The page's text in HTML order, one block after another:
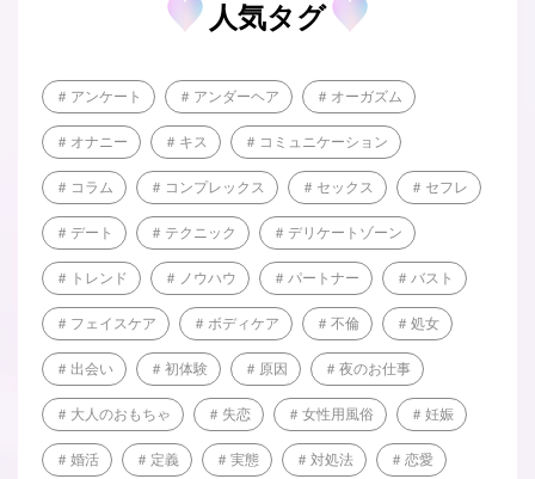
人気タグ
アンケート アンダーヘア オーガズム
オナニー キス コミュニケーション
コラム コンプレックス セックス セフレ
デート テクニック デリケートゾーン
トレンド ノウハウ パートナー バスト
フェイスケア ボディケア 不倫 処女
出会い 初体験 原因 夜のお仕事
大人のおもちゃ 失恋 女性用風俗 妊娠
婚活 定義 実態 対処法 恋愛